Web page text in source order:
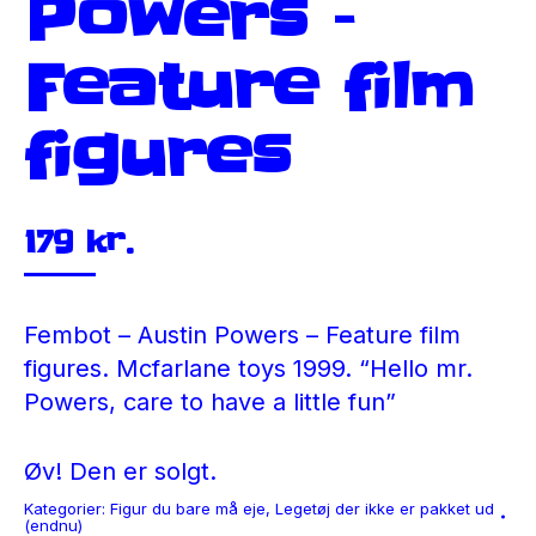
Powers –
Feature film
figures
179 kr.
Fembot – Austin Powers – Feature film
figures. Mcfarlane toys 1999. “Hello mr.
Powers, care to have a little fun”
Øv! Den er solgt.
Kategorier: Figur du bare må eje, Legetøj der ikke er pakket ud
(endnu)